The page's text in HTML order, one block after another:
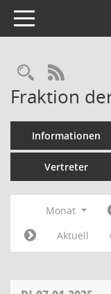
Toggle navigation
RSS-
Fraktion
Informationen
Vertreter
Monat
Aktuell